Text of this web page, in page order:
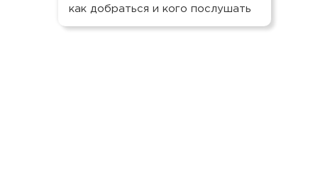
как добраться и кого послушать